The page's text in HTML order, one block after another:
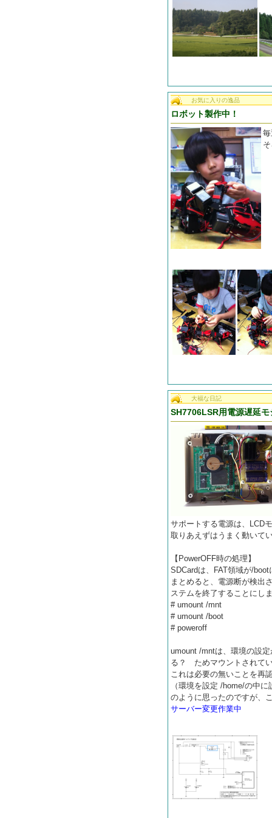
お気に入りの逸品
ロボット製作中！
大福な日記
SH7706LSR用電源遅延
サポートする電源は、LCD
取りあえずはうまく動いて
【PowerOFF時の処理】
SDCardは、FAT領域が/
まとめると、電源断が検出
ステムを終了することにし
# umount /mnt
# umount /boot
# poweroff
umount /mntは、環境の設
る？ ためマウントされて
これは必要の無いことを再
（環境を設定 /home/の中
のように思ったのですが、
サーバー変更作業中